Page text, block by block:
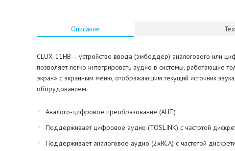
Описание
CLUX-11HB – устройство ввода (эмбеддер) аналогового или
позволяет легко интегрировать аудио в системы, работающие
экран» с экранным меню, отображающим текущий источник
оборудованием.
Аналого-цифровое преобразование (АЦП)
Поддерживает цифровое аудио (TOSLINK) с частотой
Поддерживает аналоговое аудио (2xRCA) с частотой